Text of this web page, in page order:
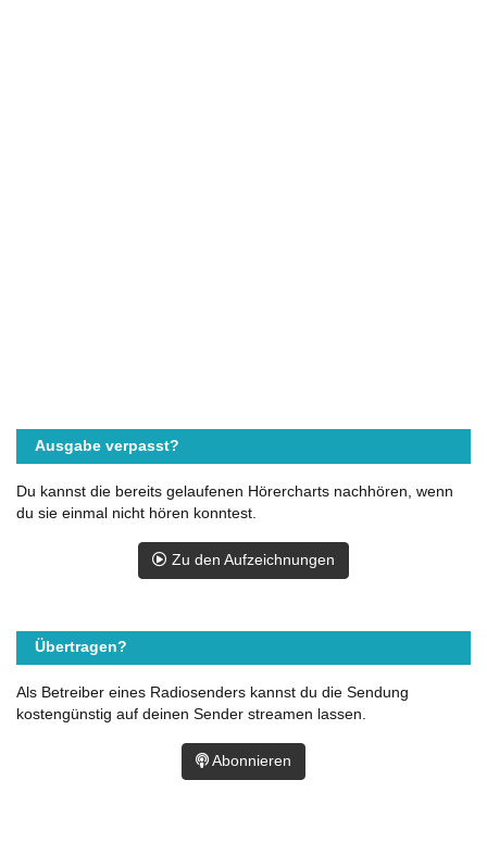
Ausgabe verpasst?
Du kannst die bereits gelaufenen Hörercharts nachhören, wenn
du sie einmal nicht hören konntest.
Zu den Aufzeichnungen
Übertragen?
Als Betreiber eines Radiosenders kannst du die Sendung
kostengünstig auf deinen Sender streamen lassen.
Abonnieren